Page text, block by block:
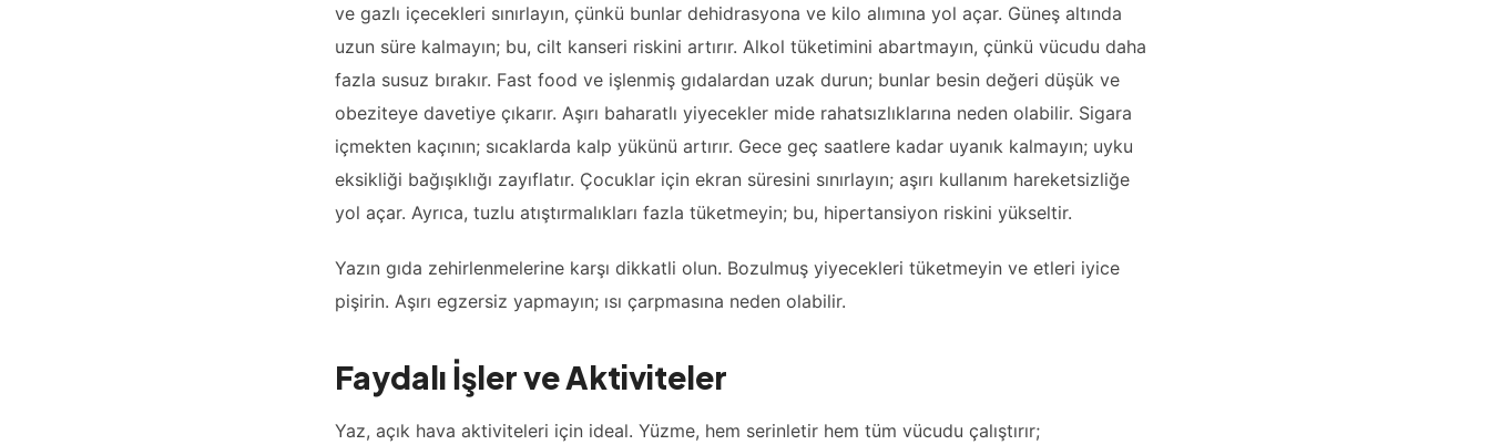
ve gazlı içecekleri sınırlayın, çünkü bunlar dehidrasyona ve kilo alımına yol açar. Güneş altında
uzun süre kalmayın; bu, cilt kanseri riskini artırır. Alkol tüketimini abartmayın, çünkü vücudu daha
fazla susuz bırakır. Fast food ve işlenmiş gıdalardan uzak durun; bunlar besin değeri düşük ve
obeziteye davetiye çıkarır. Aşırı baharatlı yiyecekler mide rahatsızlıklarına neden olabilir. Sigara
içmekten kaçının; sıcaklarda kalp yükünü artırır. Gece geç saatlere kadar uyanık kalmayın; uyku
eksikliği bağışıklığı zayıflatır. Çocuklar için ekran süresini sınırlayın; aşırı kullanım hareketsizliğe
yol açar. Ayrıca, tuzlu atıştırmalıkları fazla tüketmeyin; bu, hipertansiyon riskini yükseltir.
Yazın gıda zehirlenmelerine karşı dikkatli olun. Bozulmuş yiyecekleri tüketmeyin ve etleri iyice
pişirin. Aşırı egzersiz yapmayın; ısı çarpmasına neden olabilir.
Faydalı İşler ve Aktiviteler
Yaz, açık hava aktiviteleri için ideal. Yüzme, hem serinletir hem tüm vücudu çalıştırır;